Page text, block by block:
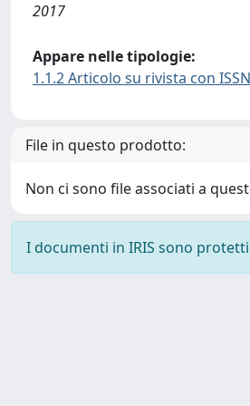
2017
Appare nelle tipologie:
1.1.2 Articolo su rivista con ISSN
File in questo prodotto:
Non ci sono file associati a
I documenti in IRIS sono